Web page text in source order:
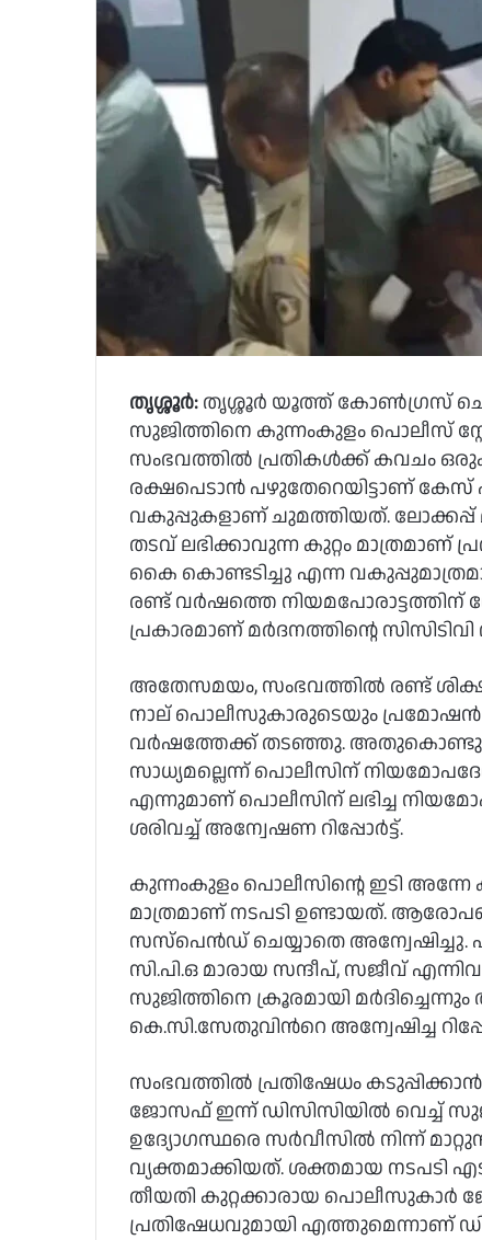
തൃശ്ശൂർ: തൃശ്ശൂർ യൂത്ത് കോൺഗ്രസ്
സുജിത്തിനെ കുന്നംകുളം പൊലീസ്
സംഭവത്തിൽ പ്രതികൾക്ക് കവചം
രക്ഷപെടാൻ പഴുതേറെയിട്ടാണ്
വകുപ്പുകളാണ് ചുമത്തിയത്. ലോക്കപ്പ്
തടവ് ലഭിക്കാവുന്ന കുറ്റം മാത്രമാണ്
കൈ കൊണ്ടടിച്ചു എന്ന
രണ്ട് വർഷത്തെ നിയമപോരാട്ടത്തിന്
പ്രകാരമാണ് മർദനത്തിന്റെ
അതേസമയം, സംഭവത്തില്‍ രണ്ട് ശിക്ഷ
നാല് പൊലീസുകാരുടെയും പ്രമോഷൻ
വർഷത്തേക്ക് തടഞ്ഞു. അതുകൊണ്ടു
സാധ്യമല്ലെന്ന് പൊലീസിന്
എന്നുമാണ് പൊലീസിന് ലഭിച്ച
ശരിവച്ച് അന്വേഷണ റിപ്പോർട്ട്.
കുന്നംകുളം പൊലീസിന്റെ ഇടി അന്നേ
മാത്രമാണ് നടപടി ഉണ്ടായത്.
സസ്പെൻഡ് ചെയ്യാതെ അന്വേഷിച്ചു.
സി.പി.ഒ മാരായ സന്ദീപ്, സജീവ്
സുജിത്തിനെ ക്രൂരമായി
കെ.സി.സേതുവിന്‍റെ അന്വേഷിച്ച
സംഭവത്തിൽ പ്രതിഷേധം
ജോസഫ് ഇന്ന് ഡിസിസിയിൽ വെച്ച്
ഉദ്യോഗസ്ഥരെ സർവീസിൽ നിന്ന്
വ്യക്തമാക്കിയത്. ശക്തമായ നടപടി
തീയതി കുറ്റക്കാരായ പൊലീസുകാർ
പ്രതിഷേധവുമായി എത്തുമെന്നാണ്